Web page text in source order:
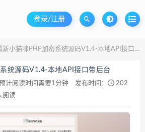
登录/注册
新小猫咪PHP加密系统源码V1.4-本地API接口带后台
统源码V1.4-本地API接口带后台
计阅读时间需要1分钟 发布时间：
202
阅读